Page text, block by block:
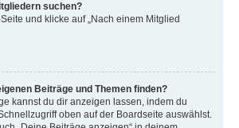
suchen?
und klicke auf „Nach einem Mitglied
Beiträge und Themen finden?
kannst du dir anzeigen lassen, indem du
oben auf der Boardseite auswählst.